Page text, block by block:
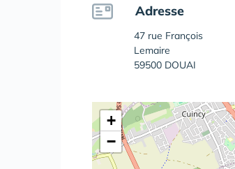
Adresse
47 rue François
Lemaire
59500 DOUAI
+
−